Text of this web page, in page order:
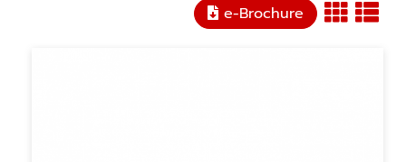
e-Brochure